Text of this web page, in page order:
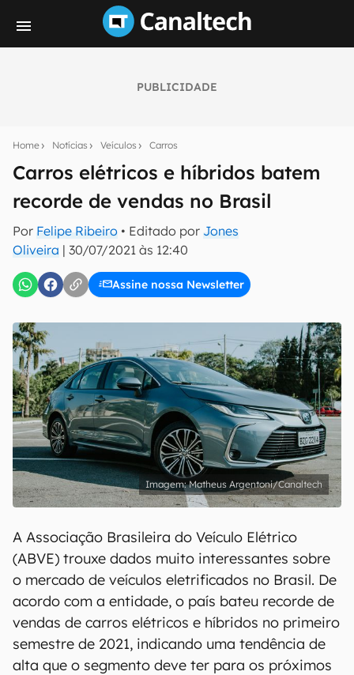
PUBLICIDADE
Home Notícias Veículos Carros
Carros elétricos e híbridos batem
recorde de vendas no Brasil
Por Felipe Ribeiro • Editado por Jones
Oliveira | 30/07/2021 às 12:40
Assine nossa Newsletter
notícias e reviews sobre tecnologia em primeira
E-mail
Matheus Argentoni/Canaltech
A Associação Brasileira do Veículo Elétrico
(ABVE) trouxe dados muito interessantes sobre
o mercado de veículos eletrificados no Brasil. De
acordo com a entidade, o país bateu recorde de
vendas de carros elétricos e híbridos no primeiro
semestre de 2021, indicando uma tendência de
alta que o segmento deve ter para os próximos